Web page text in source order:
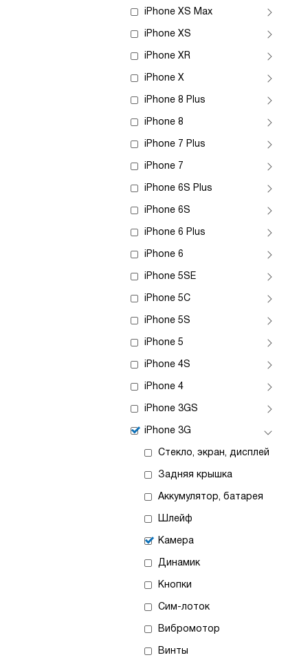
iPhone XS Max
iPhone XS
iPhone XR
iPhone X
iPhone 8 Plus
iPhone 8
iPhone 7 Plus
iPhone 7
iPhone 6S Plus
iPhone 6S
iPhone 6 Plus
iPhone 6
iPhone 5SE
iPhone 5C
iPhone 5S
iPhone 5
iPhone 4S
iPhone 4
iPhone 3GS
iPhone 3G
Стекло, экран, дисплей
Задняя крышка
Аккумулятор, батарея
Шлейф
Камера
Динамик
Кнопки
Сим-лоток
Вибромотор
Винты